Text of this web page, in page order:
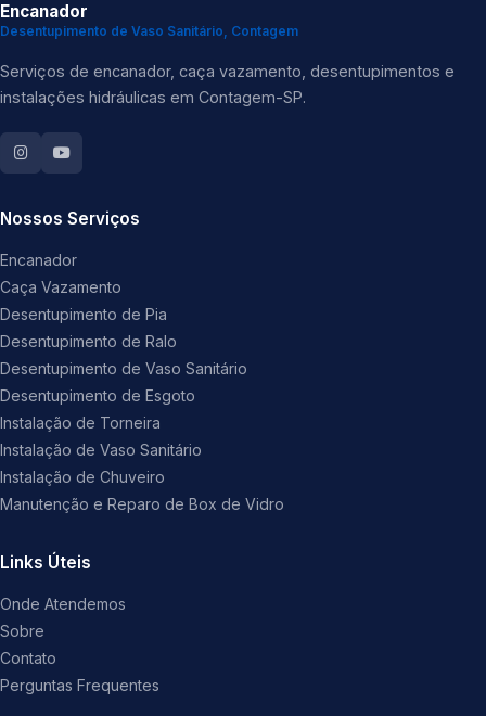
Encanador
Desentupimento de Vaso Sanitário, Contagem
Serviços de encanador, caça vazamento, desentupimentos e
instalações hidráulicas em Contagem-SP.
Nossos Serviços
Encanador
Caça Vazamento
Desentupimento de Pia
Desentupimento de Ralo
Desentupimento de Vaso Sanitário
Desentupimento de Esgoto
Instalação de Torneira
Instalação de Vaso Sanitário
Instalação de Chuveiro
Manutenção e Reparo de Box de Vidro
Links Úteis
Onde Atendemos
Sobre
Contato
Perguntas Frequentes